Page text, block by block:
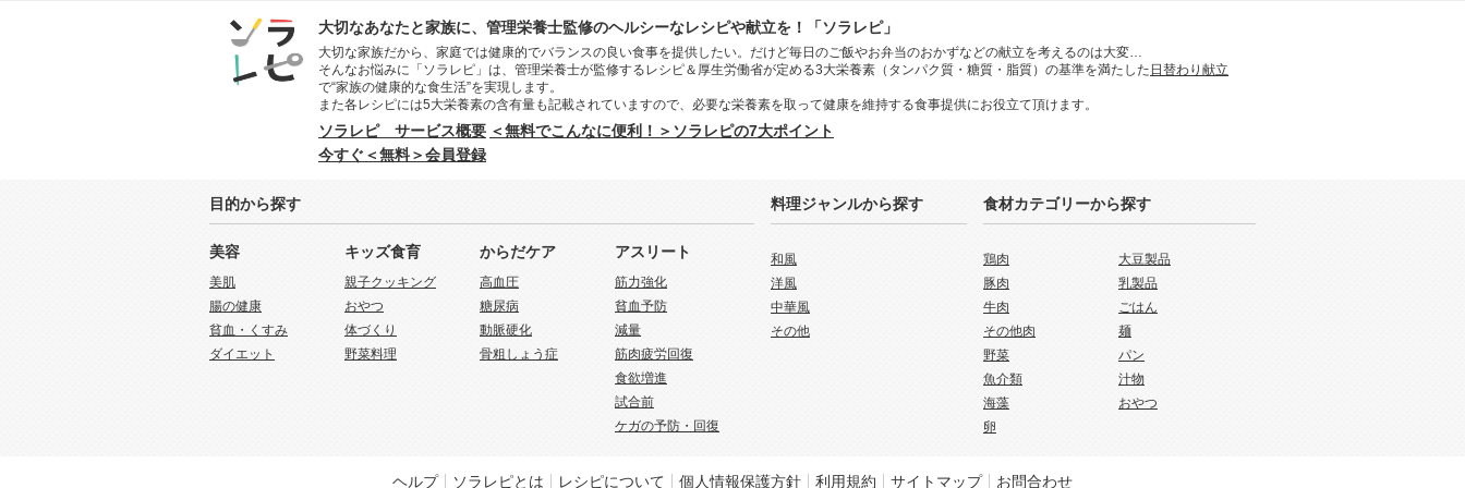
大切なあなたと家族に、管理栄養士監修のヘルシーなレシピや献立を！「ソラレピ」
大切な家族だから、家庭では健康的でバランスの良い食事を提供したい。だけど毎日のご飯やお弁当のおかずなどの献立を考えるのは大変…
そんなお悩みに「ソラレピ」は、管理栄養士が監修するレシピ＆厚生労働省が定める3大栄養素（タンパク質・糖質・脂質）の基準を満たした 日替わり献立
で“家族の健康的な食生活”を実現します。
また各レシピには5大栄養素の含有量も記載されていますので、必要な栄養素を取って健康を維持する食事提供にお役立て頂けます。
ソラレピ サービス概要 ＜無料でこんなに便利！＞ソラレピの7大ポイント
今すぐ＜無料＞会員登録
目的から探す
美容
美肌
腸の健康
貧血・くすみ
ダイエット
キッズ食育
親子クッキング
おやつ
体づくり
野菜料理
からだケア
高血圧
糖尿病
動脈硬化
骨粗しょう症
アスリート
筋力強化
貧血予防
減量
筋肉疲労回復
食欲増進
試合前
ケガの予防・回復
料理ジャンルから探す
和風
洋風
中華風
その他
食材カテゴリーから探す
鶏肉
豚肉
牛肉
その他肉
野菜
魚介類
海藻
卵
大豆製品
乳製品
ごはん
麺
パン
汁物
おやつ
ヘルプ ソラレピとは レシピについて 個人情報保護方針 利用規約 サイトマップ お問合わせ